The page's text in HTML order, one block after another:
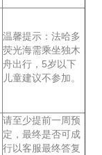
温馨提示：法哈多
荧光海需乘坐独木
舟出行，5岁以下
儿童建议不参加。
请至少提前一周预
定，最终是否可成
行以客服最终答复